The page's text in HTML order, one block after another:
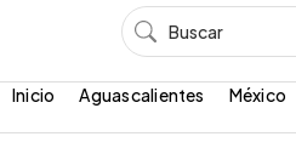
Inicio Aguascalientes México